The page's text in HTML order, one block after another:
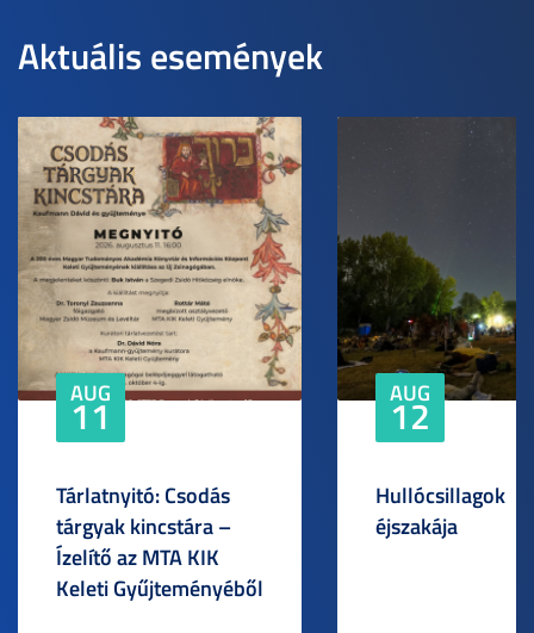
Aktuális események
AUG
11
Tárlatnyitó: Csodás
tárgyak kincstára –
Ízelítő az MTA KIK
Keleti Gyűjteményéből
AUG
12
Hullócsillagok
éjszakája